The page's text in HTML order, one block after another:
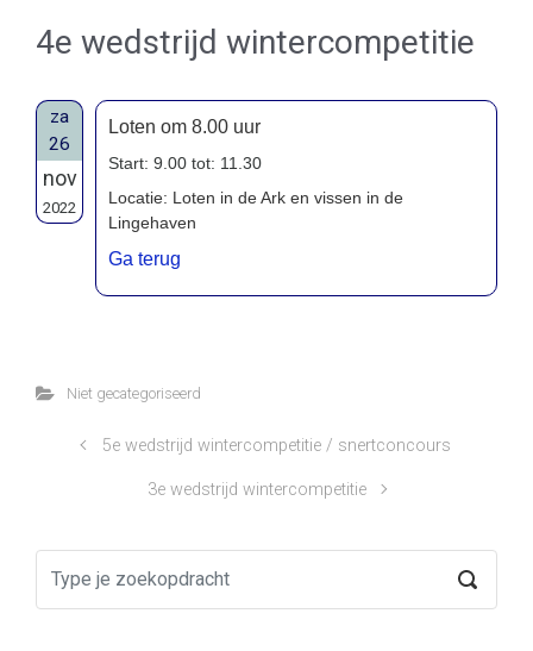
4e wedstrijd wintercompetitie
za
26
nov
2022
Loten om 8.00 uur
Start: 9.00 tot: 11.30
Locatie: Loten in de Ark en vissen in de
Lingehaven
Ga terug
Niet gecategoriseerd
5e wedstrijd wintercompetitie / snertconcours
3e wedstrijd wintercompetitie